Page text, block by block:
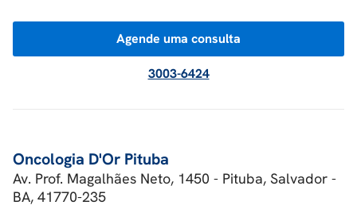
Agende uma consulta
3003-6424
Oncologia D'Or Pituba
Av. Prof. Magalhães Neto, 1450 - Pituba, Salvador -
BA, 41770-235